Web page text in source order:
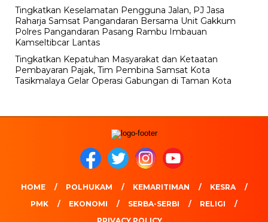
Tingkatkan Keselamatan Pengguna Jalan, PJ Jasa
Raharja Samsat Pangandaran Bersama Unit Gakkum
Polres Pangandaran Pasang Rambu Imbauan
Kamseltibcar Lantas
Tingkatkan Kepatuhan Masyarakat dan Ketaatan
Pembayaran Pajak, Tim Pembina Samsat Kota
Tasikmalaya Gelar Operasi Gabungan di Taman Kota
HOME POLHUKAM KEMARITIMAN
KESRA
PMK
EKONOMI SERBA-SERBI
RELIGI